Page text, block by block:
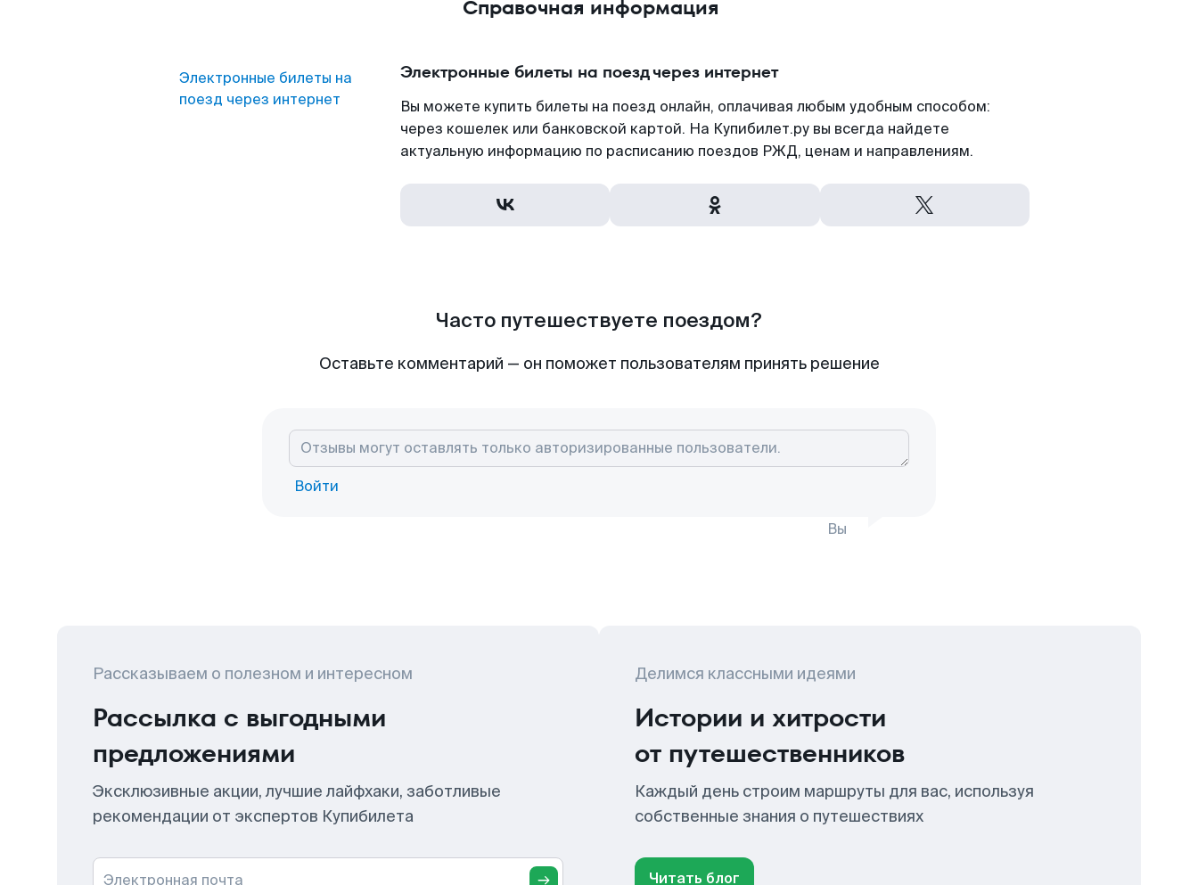
Справочная информация
Электронные билеты на
поезд через интернет
Электронные билеты на поезд через интернет
Вы можете купить билеты на поезд онлайн, оплачивая любым удобным способом:
через кошелек или банковской картой. На Купибилет.ру вы всегда найдете
актуальную информацию по расписанию поездов РЖД, ценам и направлениям.
Часто путешествуете поездом?
Оставьте комментарий — он поможет пользователям принять решение
Войти
Вы
Рассказываем о полезном и интересном
Рассылка с выгодными
предложениями
Эксклюзивные акции, лучшие лайфхаки, заботливые
рекомендации от экспертов Купибилета
Электронная почта
Делимся классными идеями
Истории и хитрости
от путешественников
Каждый день строим маршруты для вас, используя
собственные знания о путешествиях
Читать блог